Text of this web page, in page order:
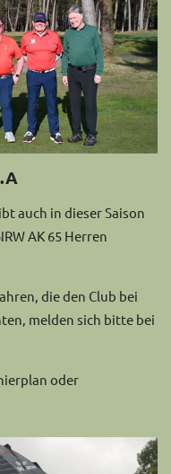
auch in dieser Saison
AK 65 Herren
die den Club bei
melden sich bitte bei
oder